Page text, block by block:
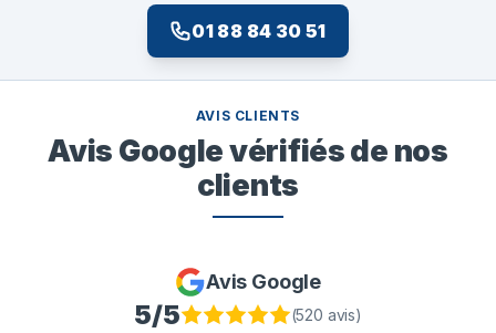
01 88 84 30 51
AVIS CLIENTS
Avis Google vérifiés de nos
clients
Avis Google
5/5 (520 avis)